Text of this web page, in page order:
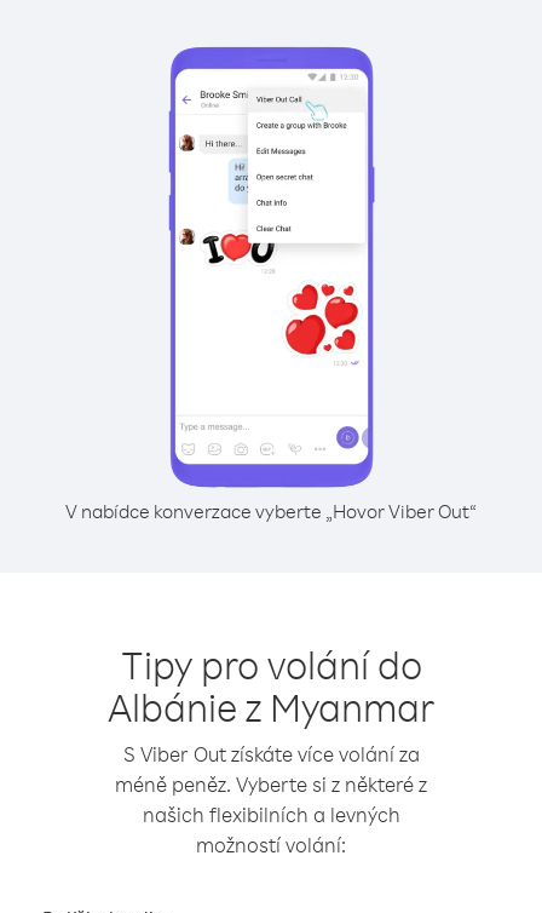
V nabídce konverzace vyberte „Hovor Viber Out“
Tipy pro volání do
Albánie z Myanmar
S Viber Out získáte více volání za
méně peněz. Vyberte si z některé z
našich flexibilních a levných
možností volání: